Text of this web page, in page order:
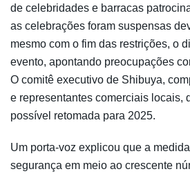
de celebridades e barracas
as celebrações foram suspensas
mesmo com o fim das restrições, o
evento, apontando preocupações
O comitê executivo de Shibuya,
e representantes comerciais locais,
possível retomada para 2025.
Um porta-voz explicou que a
segurança em meio ao crescente